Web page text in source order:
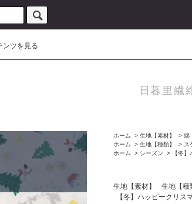
ンツを見る
日暮里
ホーム > 生地【素材】 > 綿
ホーム
> 生地【種類】 > ス
ホーム
> シーズン > 【冬
生地【素材】
生地【種
【冬】ハッピークリス